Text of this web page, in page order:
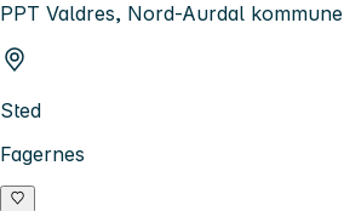
PPT Valdres, Nord-Aurdal kommune
Sted
Fagernes